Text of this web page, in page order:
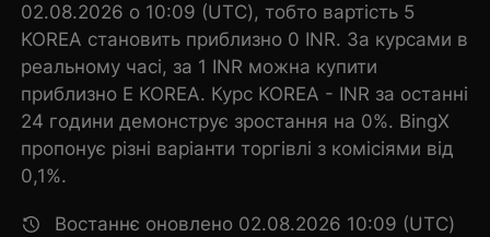
02.08.2026 о 10:09 (UTC), тобто вартість 5
KOREA становить приблизно 0 INR. За курсами в
реальному часі, за 1 INR можна купити
приблизно E KOREA. Курс KOREA - INR за останні
24 години демонструє зростання на 0%. BingX
пропонує різні варіанти торгівлі з комісіями від
0,1%.
Востаннє оновлено 02.08.2026 10:09 (UTC)